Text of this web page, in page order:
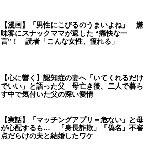
【漫画】「男性にこびるのうまいよね」 嫌
味客にスナックママが返した “痛快な一
言”！ 読者「こんな女性、憧れる」
【心に響く】認知症の妻へ「いてくれるだけ
でいい」と語った父 母亡き後、二人で暮ら
す中で気付いた父の深い愛情
【実話】「マッチングアプリ＝危ない」と母
が心配するも… 「身長詐欺」「偽名」不審
点だらけの夫と結婚したワケ